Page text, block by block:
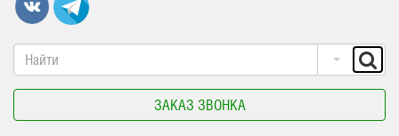
ЗАКАЗ ЗВОНКА